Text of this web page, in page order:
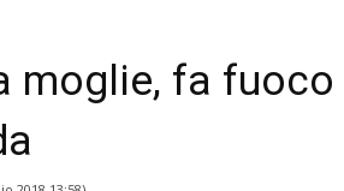
moglie, fa fuoco